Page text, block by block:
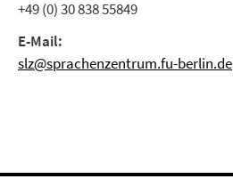
+49 (0) 30 838 55849
E-Mail:
slz@sprachenzentrum.fu-berlin.de